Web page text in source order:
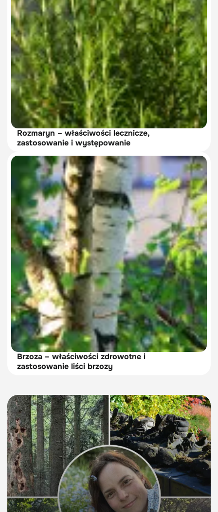
Rozmaryn – właściwości lecznicze,
zastosowanie i występowanie
Brzoza – właściwości zdrowotne i
zastosowanie liści brzozy